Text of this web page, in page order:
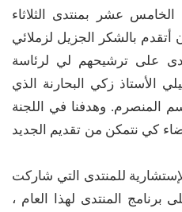
الخامس عشر بمنتدى الثلاثاء
أتقدم بالشكر الجزيل لزملائي
على ترشيحهم لي لرئاسة
الأستاذ زكي البحارنة الذي
المنصرم. وهدفنا في اللجنة
كي نتمكن من تقديم الجديد
للمنتدى التي شاركت
المنتدى لهذا العام ،